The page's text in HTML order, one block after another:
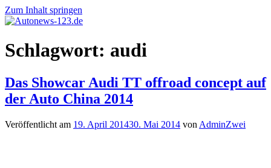
Zum Inhalt springen
Autonews-
123.de
Autonews
mit
Schlagwort: audi
Das Showcar Audi TT offroad concept auf
der Auto China 2014
Veröffentlicht am 19. April 201430. Mai 2014 von AdminZwei